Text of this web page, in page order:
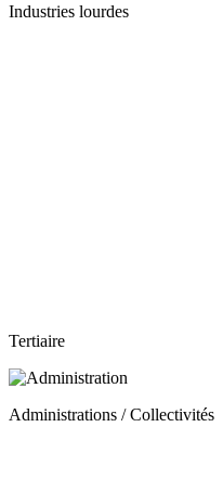
Industries lourdes
Tertiaire
Administrations / Collectivités